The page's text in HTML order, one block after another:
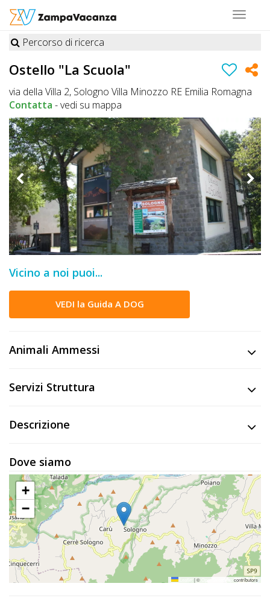
Toggle
STRUTTURE
A
DOG
LUOGHI
A
DOG
OFFERTE
A
DOG
A
CHIEDI
SCONTO
Video
Tutorial
Lavora
con
Noi
Percorso di ricerca
Ostello "La Scuola"
via della Villa 2, Sologno Villa Minozzo RE Emilia Romagna
Contatta -vedi su mappa
Vicino a noi puoi...
VEDI la Guida A DOG
Animali Ammessi
Servizi Struttura
Descrizione
Dove siamo
+
−
|© contributors